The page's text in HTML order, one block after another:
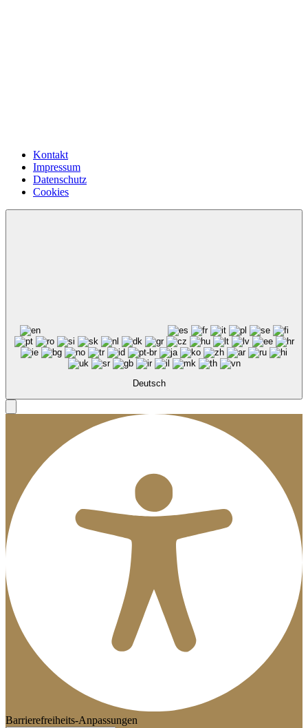
Kontakt
Impressum
Datenschutz
Cookies
Deutsch
Barrierefreiheits-Anpassungen